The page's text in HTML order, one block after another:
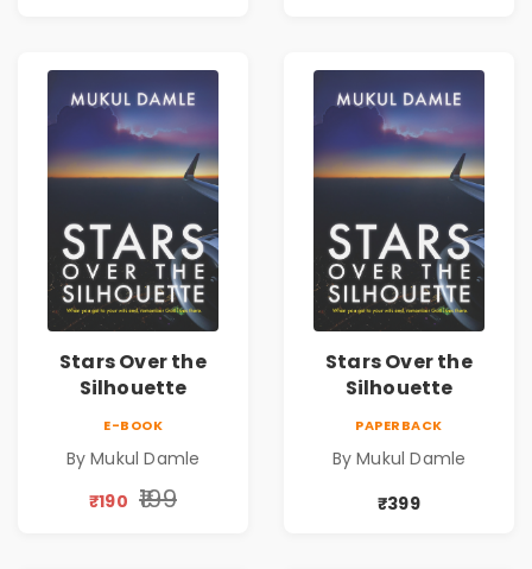
Stars Over the
Silhouette
E-BOOK
By Mukul Damle
₹190 ₹199
Stars Over the
Silhouette
PAPERBACK
By Mukul Damle
₹399